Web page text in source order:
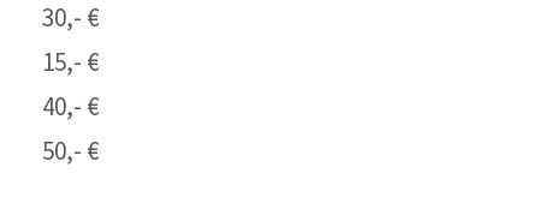
30,- €
15,- €
40,- €
50,- €